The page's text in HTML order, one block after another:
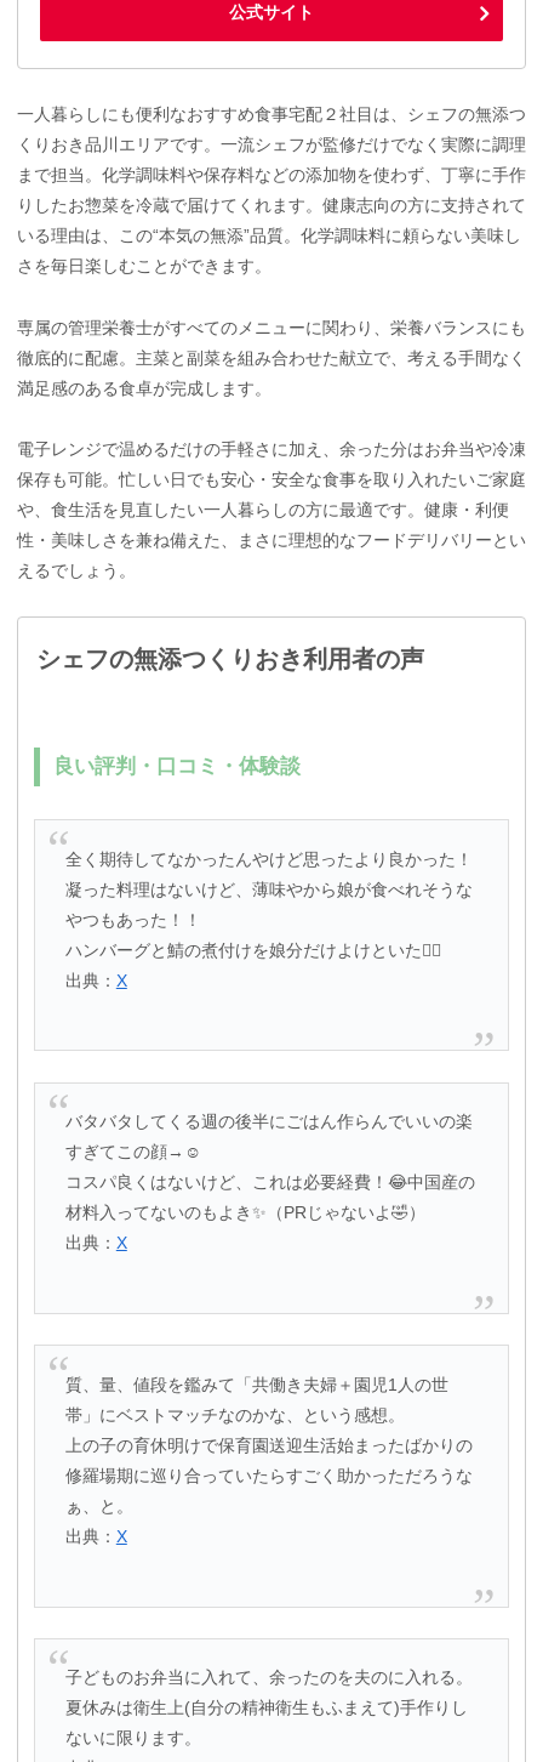
公式サイト
一人暮らしにも便利なおすすめ食事宅配２社目は、シェフの無添つ
くりおき品川エリアです。一流シェフが監修だけでなく実際に調理
まで担当。化学調味料や保存料などの添加物を使わず、丁寧に手作
りしたお惣菜を冷蔵で届けてくれます。健康志向の方に支持されて
いる理由は、この“本気の無添”品質。化学調味料に頼らない美味し
さを毎日楽しむことができます。
専属の管理栄養士がすべてのメニューに関わり、栄養バランスにも
徹底的に配慮。主菜と副菜を組み合わせた献立で、考える手間なく
満足感のある食卓が完成します。
電子レンジで温めるだけの手軽さに加え、余った分はお弁当や冷凍
保存も可能。忙しい日でも安心・安全な食事を取り入れたいご家庭
や、食生活を見直したい一人暮らしの方に最適です。健康・利便
性・美味しさを兼ね備えた、まさに理想的なフードデリバリーとい
えるでしょう。
シェフの無添つくりおき利用者の声
良い評判・口コミ・体験談
全く期待してなかったんやけど思ったより良かった！
凝った料理はないけど、薄味やから娘が食べれそうな
やつもあった！！
ハンバーグと鯖の煮付けを娘分だけよけといた🙂‍↕️
出典： X
バタバタしてくる週の後半にごはん作らんでいいの楽
すぎてこの顔→☺️
コスパ良くはないけど、これは必要経費！😂中国産の
材料入ってないのもよき✨（PRじゃないよ🤣）
出典： X
質、量、値段を鑑みて「共働き夫婦＋園児1人の世
帯」にベストマッチなのかな、という感想。
上の子の育休明けで保育園送迎生活始まったばかりの
修羅場期に巡り合っていたらすごく助かっただろうな
ぁ、と。
出典： X
子どものお弁当に入れて、余ったのを夫のに入れる。
夏休みは衛生上(自分の精神衛生もふまえて)手作りし
ないに限ります。